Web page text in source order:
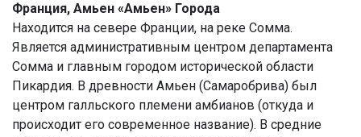
Франция, Амьен «Амьен» Города
Находится на севере Франции, на реке Сомма.
Является административным центром департамента
Сомма и главным городом исторической области
Пикардия. В древности Амьен (Самаробрива) был
центром галльского племени амбианов (откуда и
происходит его современное название). В средние